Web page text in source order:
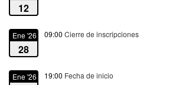
12
Ene '26
28
09:00 Cierre de inscripciones
Ene '26 19:00 Fecha de inicio